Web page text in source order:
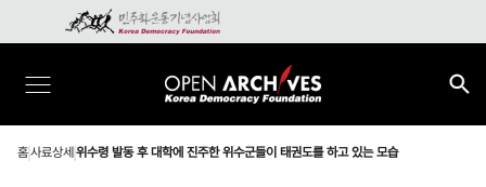
홈사료상세 위수령 발동 후 대학에 진주한 위수군들이 태권도를 하고 있는 모습